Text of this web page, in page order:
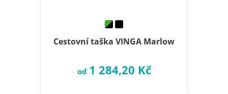
Cestovní taška VINGA Marlow
od 1 284,20 Kč